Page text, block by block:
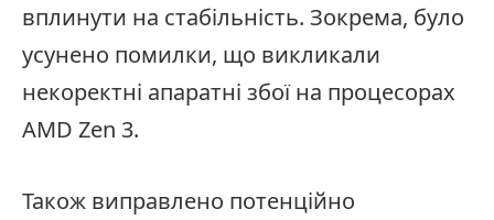
вплинути на стабільність. Зокрема, було
усунено помилки, що викликали
некоректні апаратні збої на процесорах
AMD Zen 3.
Також виправлено потенційно